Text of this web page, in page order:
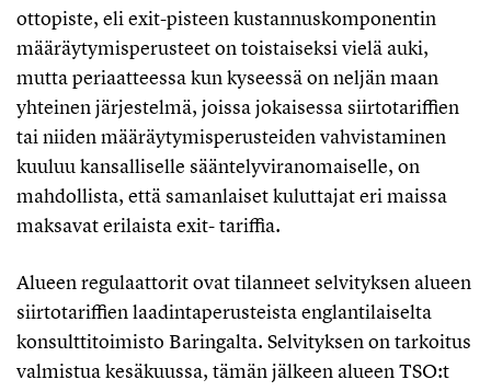
ottopiste, eli exit-pisteen kustannuskomponentin
määräytymisperusteet on toistaiseksi vielä auki,
mutta periaatteessa kun kyseessä on neljän maan
yhteinen järjestelmä, joissa jokaisessa siirtotariffien
tai niiden määräytymisperusteiden vahvistaminen
kuuluu kansalliselle sääntelyviranomaiselle, on
mahdollista, että samanlaiset kuluttajat eri maissa
maksavat erilaista exit- tariffia.
Alueen regulaattorit ovat tilanneet selvityksen alueen
siirtotariffien laadintaperusteista englantilaiselta
konsulttitoimisto Baringalta. Selvityksen on tarkoitus
valmistua kesäkuussa, tämän jälkeen alueen TSO:t